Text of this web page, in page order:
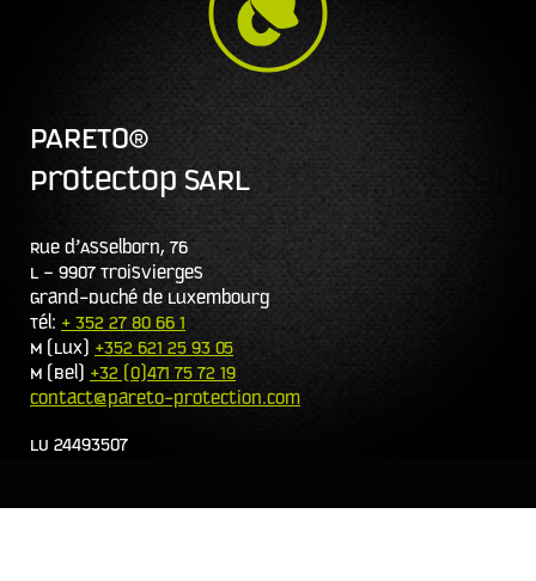
PARETO®
Protectop SARL
Rue d’Asselborn, 76
L – 9907 Troisvierges
Grand-Duché de Luxembourg
Tél: + 352 27 80 66 1
M (Lux) +352 621 25 93 05
M (Bel) +32 (0)471 75 72 19
contact@pareto-protection.com
LU 24493507